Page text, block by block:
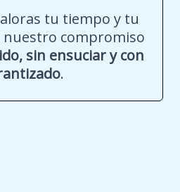
tu tiempo y tu
nuestro compromiso
sin ensuciar y con
.